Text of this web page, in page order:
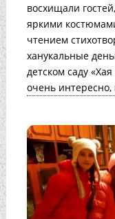
восхищали
яркими
чтением
ханукальные
детском саду
очень интересно,